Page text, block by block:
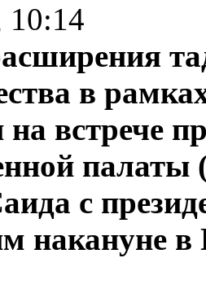
10:14
в
встрече
палаты
с
накануне в